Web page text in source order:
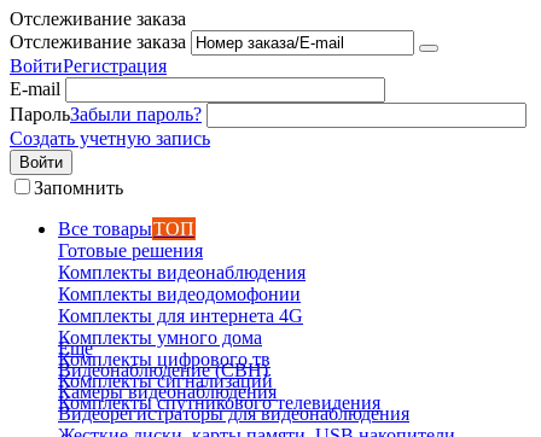
Отслеживание заказа
Отслеживание заказа
ВойтиРегистрация
E-mail
ПарольЗабыли пароль?
Создать учетную запись
Войти
Запомнить
Все товарыТОП
Готовые решения
Комплекты видеонаблюдения
Комплекты видеодомофонии
Комплекты для интернета 4G
Комплекты умного дома
Комплекты цифрового тв
Комплекты сигнализаций
Комплекты спутникового телевидения
Еще
Видеонаблюдение (СВН)
Камеры видеонаблюдения
Видеорегистраторы для видеонаблюдения